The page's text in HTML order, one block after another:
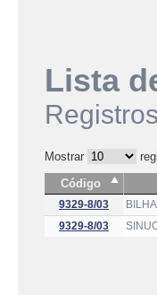
Lista
Mostrar
Código
9329-8/03
9329-8/03